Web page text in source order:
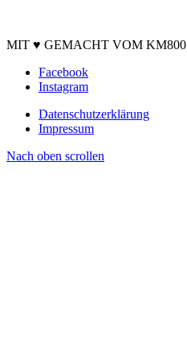
MIT ♥ GEMACHT VOM KM800
Facebook
Instagram
Datenschutzerklärung
Impressum
Nach oben scrollen